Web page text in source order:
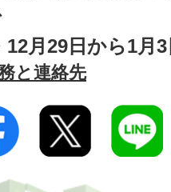
12月29日から1月
と連絡先